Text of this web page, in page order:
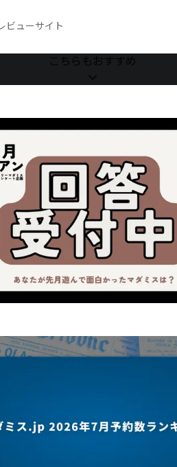
ビューサイト
こちらもおすすめ